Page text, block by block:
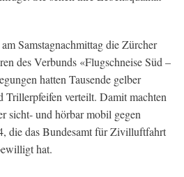
Samstagnachmittag die Zürcher
des Verbunds «Flugschneise Süd –
hatten Tausende gelber
Trillerpfeifen verteilt. Damit machten
sicht- und hörbar mobil gegen
die das Bundesamt für Zivilluftfahrt
hat.